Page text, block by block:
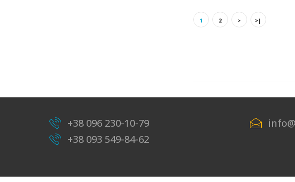
1 2 > >|
+38 096 230-10-79
+38 093 549-84-62